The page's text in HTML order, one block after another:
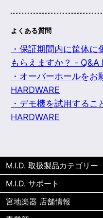
よくある質問
・保証期間内に筐体
もらえますか？ - Q&A
・オーバーホールを
HARDWARE
・デモ機を試用する
HARDWARE
M.I.D. 取扱製品カテゴリー
M.I.D. サポート
宮地楽器 店舗情報